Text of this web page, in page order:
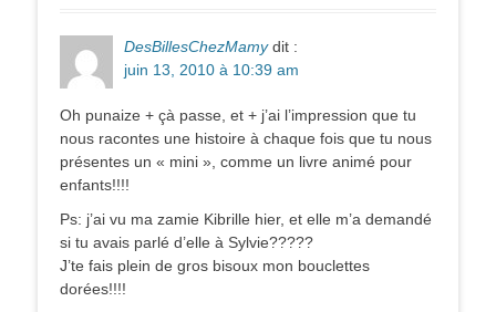
DesBillesChezMamy dit :
juin 13, 2010 à 10:39 am
Oh punaize + çà passe, et + j’ai l’impression que tu
nous racontes une histoire à chaque fois que tu nous
présentes un « mini », comme un livre animé pour
enfants!!!!
Ps: j’ai vu ma zamie Kibrille hier, et elle m’a demandé
si tu avais parlé d’elle à Sylvie?????
J’te fais plein de gros bisoux mon bouclettes
dorées!!!!